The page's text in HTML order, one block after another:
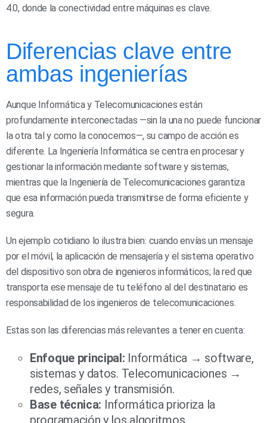
4.0, donde la conectividad entre máquinas es clave.
Diferencias clave entre
ambas ingenierías
Aunque Informática y Telecomunicaciones están
profundamente interconectadas —sin la una no puede funcionar
la otra tal y como la conocemos—, su campo de acción es
diferente. La Ingeniería Informática se centra en procesar y
gestionar la información mediante software y sistemas,
mientras que la Ingeniería de Telecomunicaciones garantiza
que esa información pueda transmitirse de forma eficiente y
segura.
Un ejemplo cotidiano lo ilustra bien: cuando envías un mensaje
por el móvil, la aplicación de mensajería y el sistema operativo
del dispositivo son obra de ingenieros informáticos; la red que
transporta ese mensaje de tu teléfono al del destinatario es
responsabilidad de los ingenieros de telecomunicaciones.
Estas son las diferencias más relevantes a tener en cuenta:
Enfoque principal: Informática → software,
sistemas y datos. Telecomunicaciones →
redes, señales y transmisión.
Base técnica: Informática prioriza la
programación y los algoritmos.